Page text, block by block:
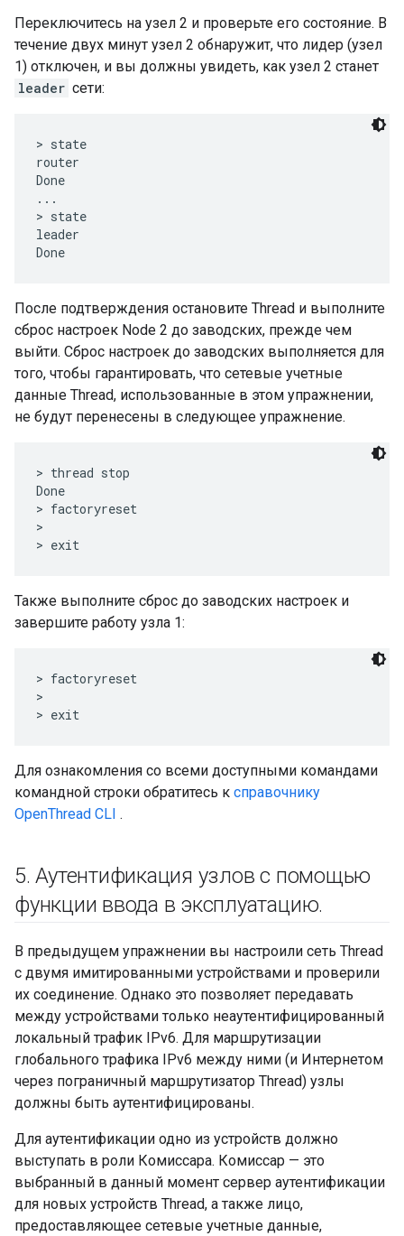
Переключитесь на узел 2 и проверьте его состояние. В
течение двух минут узел 2 обнаружит, что лидер (узел
1) отключен, и вы должны увидеть, как узел 2 станет
leader сети:
> state
router
Done
...
> state
leader
После подтверждения остановите Thread и выполните
сброс настроек Node 2 до заводских, прежде чем
выйти. Сброс настроек до заводских выполняется для
того, чтобы гарантировать, что сетевые учетные
данные Thread, использованные в этом упражнении,
не будут перенесены в следующее упражнение.
> thread stop
Done
> factoryreset
>
Также выполните сброс до заводских настроек и
завершите работу узла 1:
> factoryreset
>
Для ознакомления со всеми доступными командами
командной строки обратитесь к справочнику
OpenThread CLI .
5. Аутентификация узлов с помощью
функции ввода в эксплуатацию.
В предыдущем упражнении вы настроили сеть Thread
с двумя имитированными устройствами и проверили
их соединение. Однако это позволяет передавать
между устройствами только неаутентифицированный
локальный трафик IPv6. Для маршрутизации
глобального трафика IPv6 между ними (и Интернетом
через пограничный маршрутизатор Thread) узлы
должны быть аутентифицированы.
Для аутентификации одно из устройств должно
выступать в роли Комиссара. Комиссар — это
выбранный в данный момент сервер аутентификации
для новых устройств Thread, а также лицо,
предоставляющее сетевые учетные данные,